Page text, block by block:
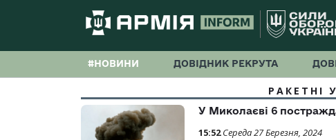
#НОВИНИ ДОВІДНИК РЕКРУТА
РАКЕТНІ
У Миколаєві 6
15:52 Середа 27 Березня, 2024